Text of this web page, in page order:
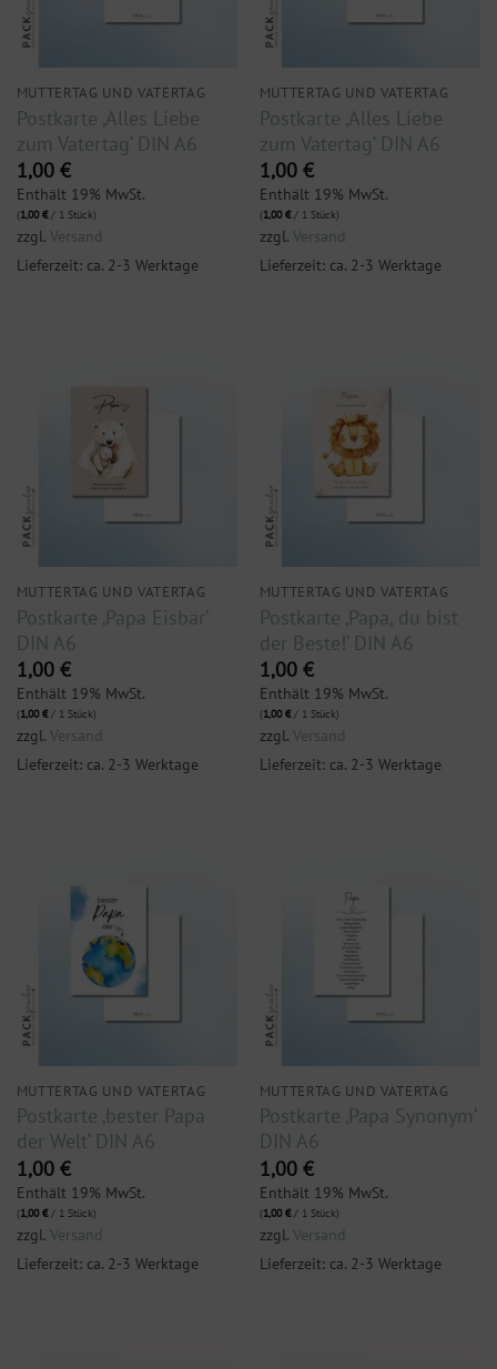
MUTTERTAG UND VATERTAG
Postkarte ‚Alles Liebe
zum Vatertag‘ DIN A6
1,00 €
Enthält 19% MwSt.
(1,00€/ 1 Stück)
zzgl. Versand
Lieferzeit: ca. 2-3 Werktage
MUTTERTAG UND VATERTAG
Postkarte ‚Alles Liebe
zum Vatertag‘ DIN A6
1,00 €
Enthält 19% MwSt.
(1,00€/ 1 Stück)
zzgl. Versand
Lieferzeit: ca. 2-3 Werktage
MUTTERTAG UND VATERTAG
Postkarte ‚Papa Eisbär‘
DIN A6
1,00 €
Enthält 19% MwSt.
(1,00€/ 1 Stück)
zzgl. Versand
Lieferzeit: ca. 2-3 Werktage
MUTTERTAG UND VATERTAG
Postkarte ‚Papa, du bist
der Beste!‘ DIN A6
1,00 €
Enthält 19% MwSt.
(1,00€/ 1 Stück)
zzgl. Versand
Lieferzeit: ca. 2-3 Werktage
MUTTERTAG UND VATERTAG
Postkarte ‚bester Papa
der Welt‘ DIN A6
1,00 €
Enthält 19% MwSt.
(1,00€/ 1 Stück)
zzgl. Versand
Lieferzeit: ca. 2-3 Werktage
MUTTERTAG UND VATERTAG
Postkarte ‚Papa Synonym‘
DIN A6
1,00 €
Enthält 19% MwSt.
(1,00€/ 1 Stück)
zzgl. Versand
Lieferzeit: ca. 2-3 Werktage